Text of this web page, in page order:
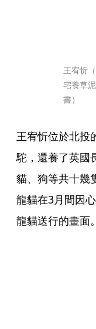
王宥忻
宅養草
書）
王宥忻位於北投
駝，還養了英國
貓、狗等共十幾
龍貓在3月間因
龍貓送行的畫面。